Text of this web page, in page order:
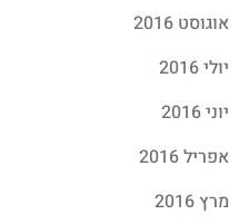
אוגוסט 2016
יולי 2016
יוני 2016
אפריל 2016
מרץ 2016